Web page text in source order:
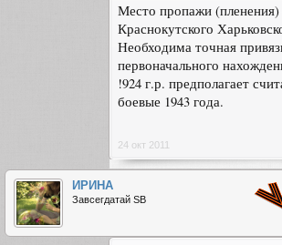
Место пропажи (пленения)
Краснокутского
Необходима точная
первоначального
!924 г.р. предполагает
боевые 1943 года.
24 окт 2011
ИРИНА
Завсегдатай SB